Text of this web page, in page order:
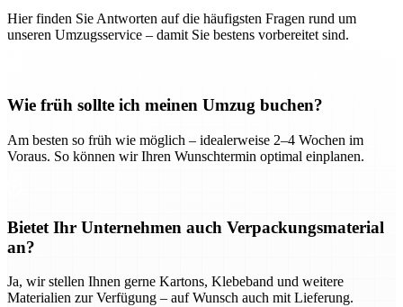
Hier finden Sie Antworten auf die häufigsten Fragen rund um
unseren Umzugsservice – damit Sie bestens vorbereitet sind.
Wie früh sollte ich meinen Umzug buchen?
Am besten so früh wie möglich – idealerweise 2–4 Wochen im
Voraus. So können wir Ihren Wunschtermin optimal einplanen.
Bietet Ihr Unternehmen auch Verpackungsmaterial
an?
Ja, wir stellen Ihnen gerne Kartons, Klebeband und weitere
Materialien zur Verfügung – auf Wunsch auch mit Lieferung.